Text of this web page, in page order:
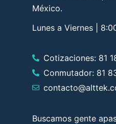
México.
Lunes a Viernes |
Cotizaciones: 81
Conmutador: 81
Buscamos gente